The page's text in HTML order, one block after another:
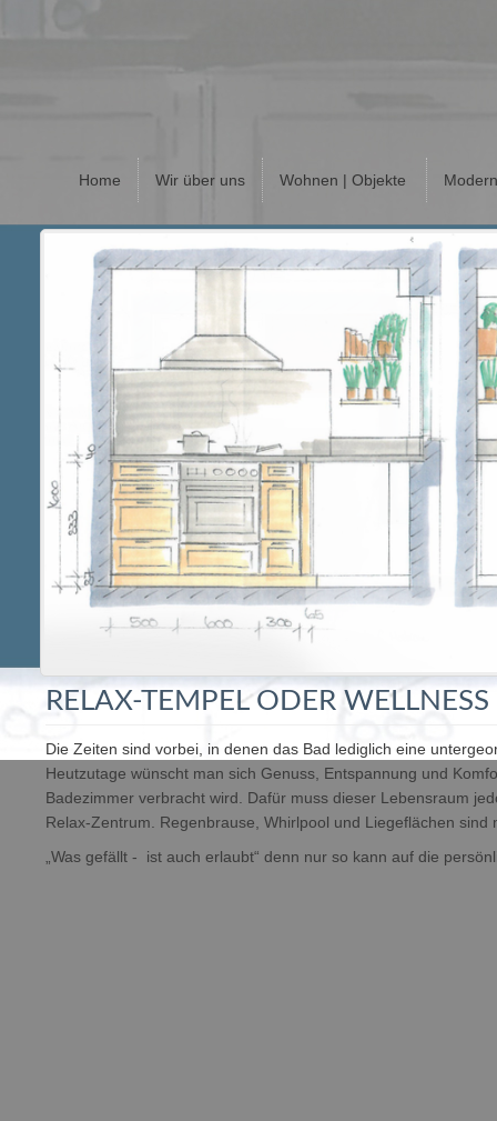
Home Wir über uns Wohnen | Objekte
RELAX-TEMPEL ODER
Die Zeiten sind vorbei, in denen das Bad lediglich eine
Heutzutage wünscht man sich Genuss, Entspannung und
Badezimmer verbracht wird. Dafür muss dieser Lebensraum
Relax-Zentrum. Regenbrause, Whirlpool und Liegeflächen
„Was gefällt - ist auch erlaubt“ denn nur so kann auf die